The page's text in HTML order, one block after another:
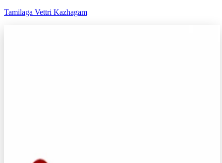
Tamilaga Vettri Kazhagam